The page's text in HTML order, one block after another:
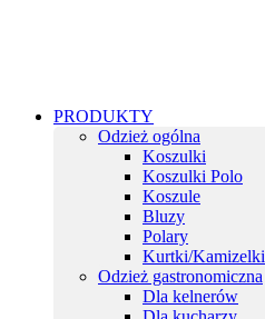
PRODUKTY
Odzież ogólna
Koszulki
Koszulki Polo
Koszule
Bluzy
Polary
Kurtki/Kamizelki
Odzież gastronomiczna
Dla kelnerów